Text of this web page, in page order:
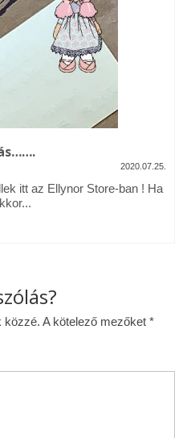
is találkozhattál…
Feltételek
2020.07.25.
itt az Ellynor Store-ban ! Ha
közzé. A kötelező mezőket *